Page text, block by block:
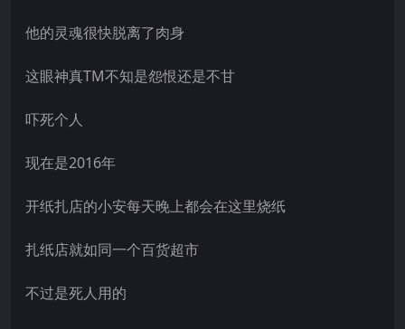
他的灵魂很快脱离了肉身
这眼神真TM不知是怨恨还是不甘
吓死个人
现在是2016年
开纸扎店的小安每天晚上都会在这里烧纸
扎纸店就如同一个百货超市
不过是死人用的